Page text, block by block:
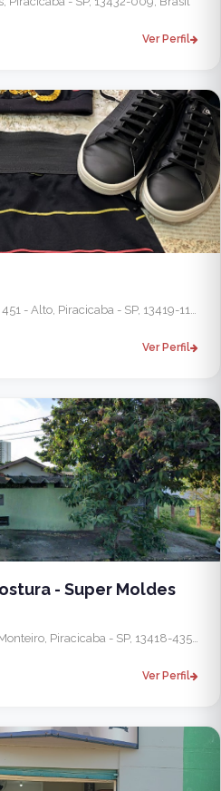
Ver Perfil
Rua Visconde do Rio Branco, 451 - Alto, Piracicaba - SP, 13419-110, Brasil
Ver Perfil
- Super Moldes
R. David Antunes, 109 - Vila Monteiro, Piracicaba - SP, 13418-435, Brasil
Ver Perfil